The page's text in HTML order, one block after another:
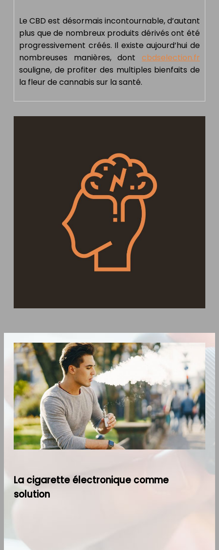
Le CBD est désormais incontournable, d’autant
plus que de nombreux produits dérivés ont été
progressivement créés. Il existe aujourd’hui de
nombreuses manières, dont cbdselection.fr
souligne, de profiter des multiples bienfaits de
la fleur de cannabis sur la santé.
La cigarette électronique comme
solution